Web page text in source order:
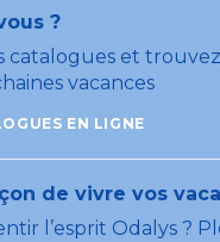
?
catalogues et trouvez
vacances
EN LIGNE
de vivre vos
l’esprit Odalys ?